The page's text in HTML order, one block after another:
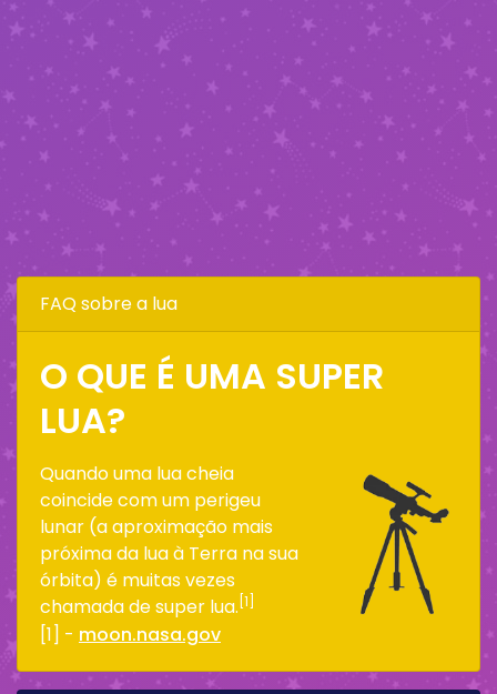
FAQ sobre a lua
O QUE É UMA SUPER
LUA?
Quando uma lua cheia
coincide com um perigeu
lunar (a aproximação mais
próxima da lua à Terra na sua
órbita) é muitas vezes
chamada de super lua. [1]
[1] - moon.nasa.gov